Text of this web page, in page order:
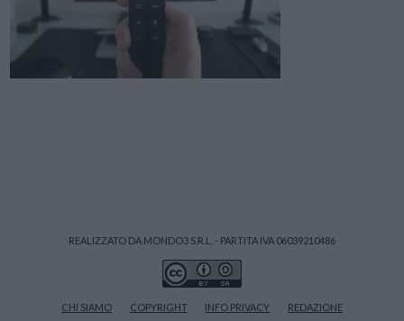
REALIZZATO DA MONDO3 S.R.L. - PARTITA IVA 06039210486
CHI SIAMO COPYRIGHT INFO PRIVACY REDAZIONE